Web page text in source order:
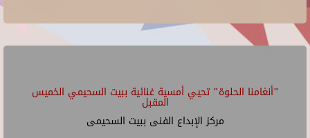
"أنغامنا الحلوة" تحيي أمسية غنائية ببيت السحيمي الخميس
المقبل
مركز الإبداع الفنى ببيت السحيمى